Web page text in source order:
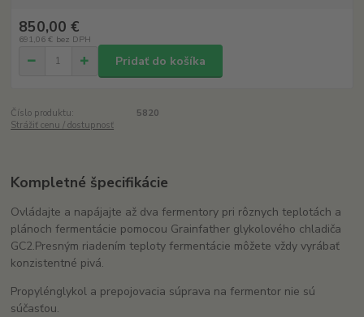
850,00 €
691,06 € bez DPH
Pridať do košíka
Číslo produktu:
5820
Strážiť cenu / dostupnosť
Kompletné špecifikácie
Ovládajte a napájajte až dva fermentory pri rôznych teplotách a
plánoch fermentácie pomocou Grainfather glykolového chladiča
GC2.Presným riadením teploty fermentácie môžete vždy vyrábať
konzistentné pivá.
Propylénglykol a prepojovacia súprava na fermentor nie sú
súčasťou.